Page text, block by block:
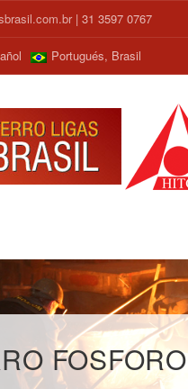
| 31 3597 0767
Portugués, Brasil
FOSFORO